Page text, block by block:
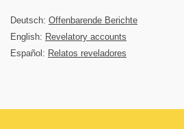
Deutsch: Offenbarende Berichte
English: Revelatory accounts
Español: Relatos reveladores